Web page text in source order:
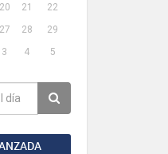
20 21
22
27 28
29
3 4 5